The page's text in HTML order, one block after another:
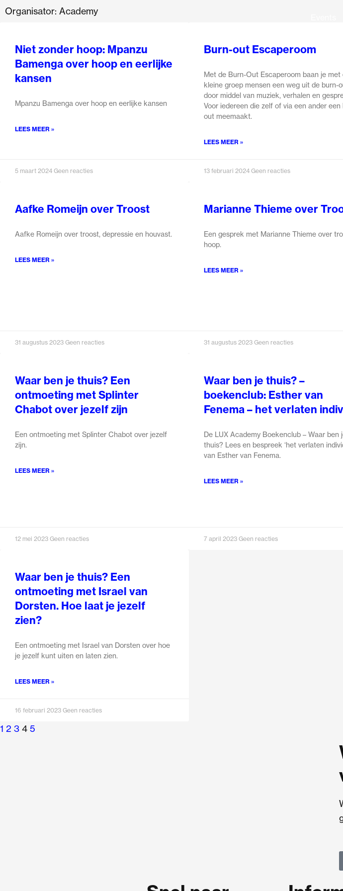
Ga
inhoud
Organisator: Academy
Niet zonder hoop: Mpanzu
Bamenga over hoop en eerlijke
kansen
Mpanzu Bamenga over hoop en eerlijke kansen
LEES MEER »
5 maart 2024 Geen reacties
Burn-out Escaperoom
Met de Burn-Out Escaperoom baan je met
kleine groep mensen een weg uit de burn-
door middel van muziek, verhalen en
Voor iedereen die zelf of via een ander een
out meemaakt.
LEES MEER »
13 februari 2024 Geen reacties
Aafke Romeijn over Troost
Aafke Romeijn over troost, depressie en houvast.
LEES MEER »
31 augustus 2023 Geen reacties
Marianne Thieme over
Een gesprek met Marianne Thieme over
hoop.
LEES MEER »
31 augustus 2023 Geen reacties
Waar ben je thuis? Een
ontmoeting met Splinter
Chabot over jezelf zijn
Een ontmoeting met Splinter Chabot over jezelf
zijn.
LEES MEER »
12 mei 2023 Geen reacties
Waar ben je thuis? –
boekenclub: Esther van
Fenema – het verlaten
De LUX Academy Boekenclub – Waar ben
thuis? Lees en bespreek ‘het verlaten
van Esther van Fenema.
LEES MEER »
7 april 2023 Geen reacties
Waar ben je thuis? Een
ontmoeting met Israel van
Dorsten. Hoe laat je jezelf
zien?
Een ontmoeting met Israel van Dorsten over hoe
je jezelf kunt uiten en laten zien.
LEES MEER »
16 februari 2023 Geen reacties
1 2 3 4 5